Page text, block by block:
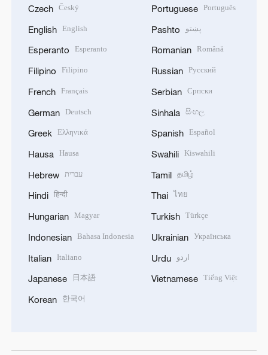
Czech Český
English English
Esperanto Esperanto
Filipino Filipino
French Français
German Deutsch
Greek Ελληνικά
Hausa Hausa
Hebrew עברית
Hindi हिन्दी
Hungarian Magyar
Indonesian Bahasa Indonesia
Italian Italiano
Japanese 日本語
Korean 한국어
Portuguese Português
Pashto پښتو
Romanian Română
Russian Русский
Serbian Српски
Sinhala සිංහල
Spanish Español
Swahili Kiswahili
Tamil தமிழ்
Thai ไทย
Turkish Türkçe
Ukrainian Українська
Urdu اردو
Vietnamese Tiếng Việt